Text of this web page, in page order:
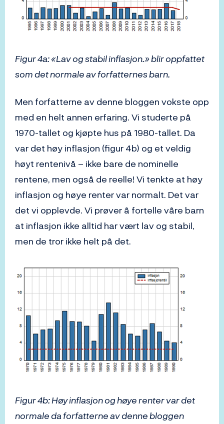
Figur 4a: «Lav og stabil inflasjon.» blir oppfattet
som det normale av forfatternes barn.
Men forfatterne av denne bloggen vokste opp
med en helt annen erfaring. Vi studerte på
1970-tallet og kjøpte hus på 1980-tallet. Da
var det høy inflasjon (figur 4b) og et veldig
høyt rentenivå – ikke bare de nominelle
rentene, men også de reelle! Vi tenkte at høy
inflasjon og høye renter var normalt. Det var
det vi opplevde. Vi prøver å fortelle våre barn
at inflasjon ikke alltid har vært lav og stabil,
men de tror ikke helt på det.
Figur 4b: Høy inflasjon og høye renter var det
normale da forfatterne av denne bloggen